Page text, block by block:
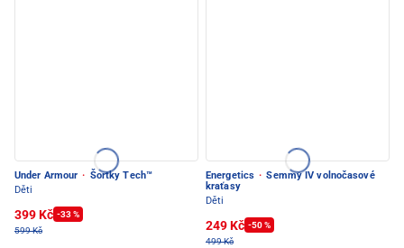
Under Armour · Šortky Tech™
Děti
399 Kč -33 %
599 Kč
Energetics · Semmy IV volnočasové
kraťasy
Děti
249 Kč -50 %
499 Kč